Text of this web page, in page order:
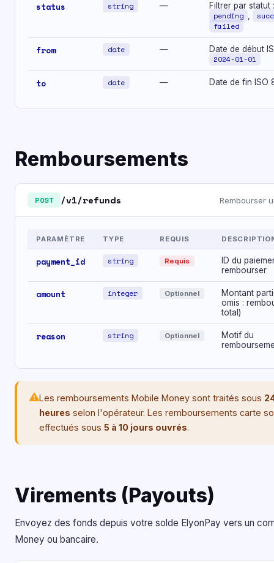
status string — Filtrer par statut :
pending
failed
from date — Date de début
2024-01-01
to date — Date de fin ISO
Remboursements
POST /v1/refunds Rembourser
PARAMÈTRE TYPE REQUIS
payment_id string Requis
ID du
rembourser
amount integer Optionnel
Montant
omis :
total)
reason string Optionnel
Motif du
Les remboursements Mobile Money sont traités sous
heures selon l'opérateur. Les remboursements carte
effectués sous 5 à 10 jours ouvrés.
Virements (Payouts)
Envoyez des fonds depuis votre solde ElyonPay vers un
Money ou bancaire.